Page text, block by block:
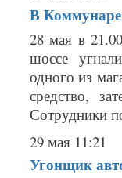
В
28 мая в
шоссе
одного из
средство,
Сотрудники
29 мая 11:21
Угонщик